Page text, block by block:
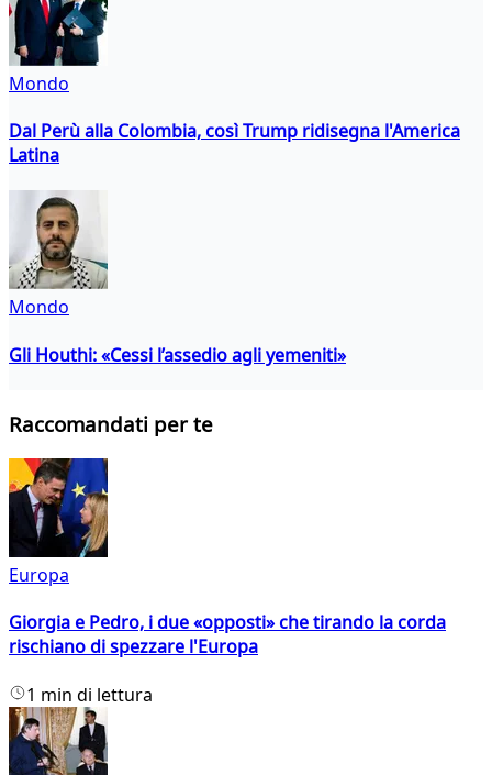
Mondo
Dal Perù alla Colombia, così Trump ridisegna l'America
Latina
Mondo
Gli Houthi: «Cessi l’assedio agli yemeniti»
Raccomandati per te
Europa
Giorgia e Pedro, i due «opposti» che tirando la corda
rischiano di spezzare l'Europa
1 min di lettura